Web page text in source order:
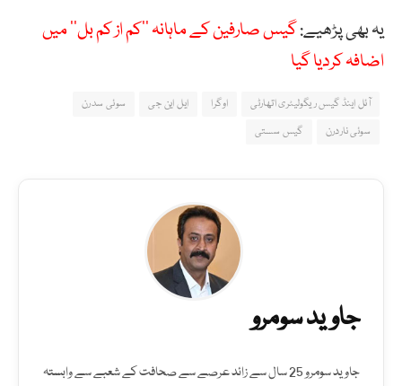
یہ بھی پڑھیے:گیس صارفین کے ماہانہ ’’کم از کم بل‘‘ میں
اضافہ کردیا گیا
آئل اینڈ گیس ریگولیٹری اتھارٹی اوگرا ایل این جی
سوئی سدرن
سوئی ناردرن
گیس سستی
جاوید سومرو
جاوید سومرو 25 سال سے زائد عرصے سے صحافت کے شعبے سے وابستہ